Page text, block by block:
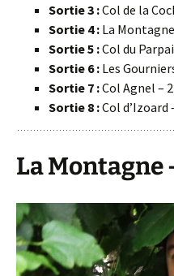
Sortie 3 :Col de la
Sortie 4 : La
Sortie 5 :Col du
Sortie 6 : Les
Sortie 7 :Col Agnel –
Sortie 8 :Col d’Izoard
La Montagne